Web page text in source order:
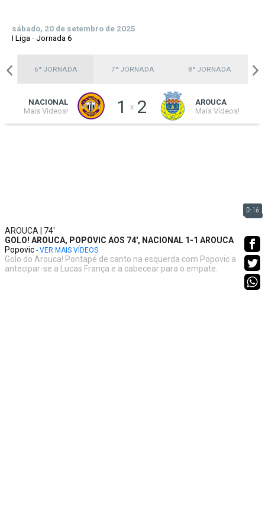
sábado, 20 de setembro de 2025
I Liga -Jornada 6
6ª JORNADA 7ª JORNADA 8ª JORNADA
NACIONAL
Mais Vídeos!
1 x 2
AROUCA
Mais Vídeos!
0:16
AROUCA | 74'
GOLO! AROUCA, POPOVIC AOS 74', NACIONAL 1-1 AROUCA
Popovic - VER MAIS VÍDEOS
Golo do Arouca! Pontapé de canto na esquerda com Popovic a
antecipar-se a Lucas França e a cabecear para o empate.